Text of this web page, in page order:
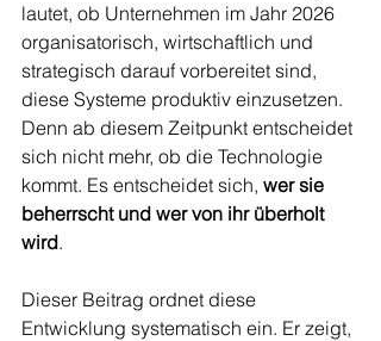
lautet, ob Unternehmen im Jahr 2026
organisatorisch, wirtschaftlich und
strategisch darauf vorbereitet sind,
diese Systeme produktiv einzusetzen.
Denn ab diesem Zeitpunkt entscheidet
sich nicht mehr, ob die Technologie
kommt. Es entscheidet sich, wer sie
beherrscht und wer von ihr überholt
wird.
Dieser Beitrag ordnet diese
Entwicklung systematisch ein. Er zeigt,